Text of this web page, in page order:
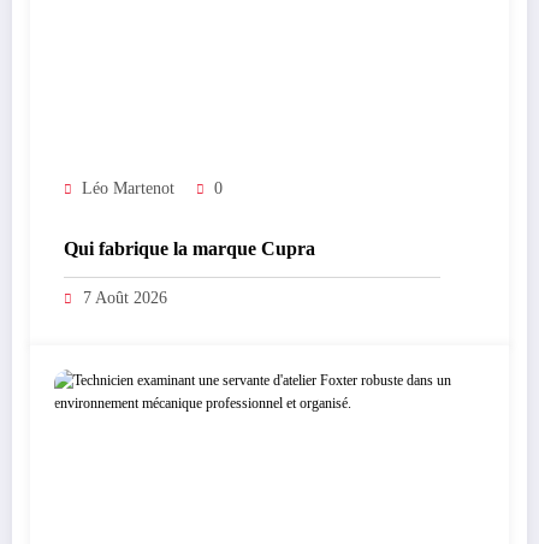
Léo Martenot 0
Qui fabrique la marque Cupra
7 Août 2026